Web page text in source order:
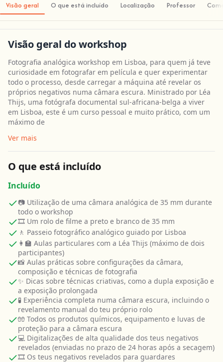
Visão geral O que está incluído Localização Professor
Visão geral do workshop
Fotografia analógica workshop em Lisboa, para quem já teve
curiosidade em fotografar em película e quer experimentar
todo o processo, desde carregar a máquina até revelar os
próprios negativos numa câmara escura. Ministrado por Léa
Thijs, uma fotógrafa documental sul-africana-belga a viver
em Lisboa, este é um curso pessoal e muito prático, com um
máximo de
Ver mais
O que está incluído
Incluído
📷 Utilização de uma câmara analógica de 35 mm durante
todo o workshop
🎞️ Um rolo de filme a preto e branco de 35 mm
🚶 Passeio fotográfico analógico guiado por Lisboa
👩‍🏫 Aulas particulares com a Léa Thijs (máximo de dois
participantes)
📸 Aulas práticas sobre configurações da câmara,
composição e técnicas de fotografia
✨ Dicas sobre técnicas criativas, como a dupla exposição e
a exposição prolongada
🧪 Experiência completa numa câmara escura, incluindo o
revelamento manual do teu próprio rolo
🧤 Todos os produtos químicos, equipamento e luvas de
proteção para a câmara escura
💻 Digitalizações de alta qualidade dos teus negativos
revelados (enviadas no prazo de 24 horas após a secagem)
🎞️ Os teus negativos revelados para guardares